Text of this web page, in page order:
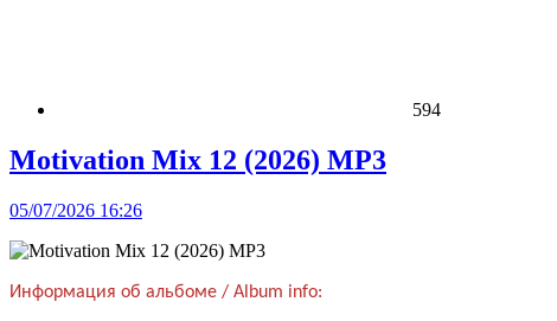
594
Motivation Mix 12 (2026) MP3
05/07/2026 16:26
Информация об альбоме / Album info: